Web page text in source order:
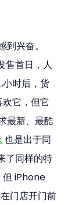
兴奋。
售首日，人
时后，货
它，但它
最新、最酷
也是出于同
了同样的特
但 iPhone
门店开门前